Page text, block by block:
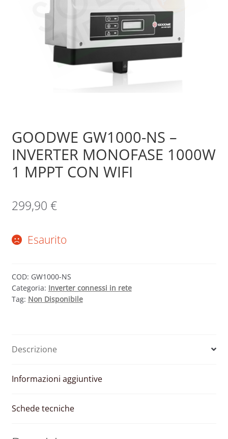
Produttori
Sample Page
GOODWE GW1000-NS –
INVERTER MONOFASE 1000W
1 MPPT CON WIFI
299,90 €
Esaurito
COD: GW1000-NS
Categoria: Inverter connessi in rete
Tag: Non Disponibile
Descrizione
Informazioni aggiuntive
Schede tecniche